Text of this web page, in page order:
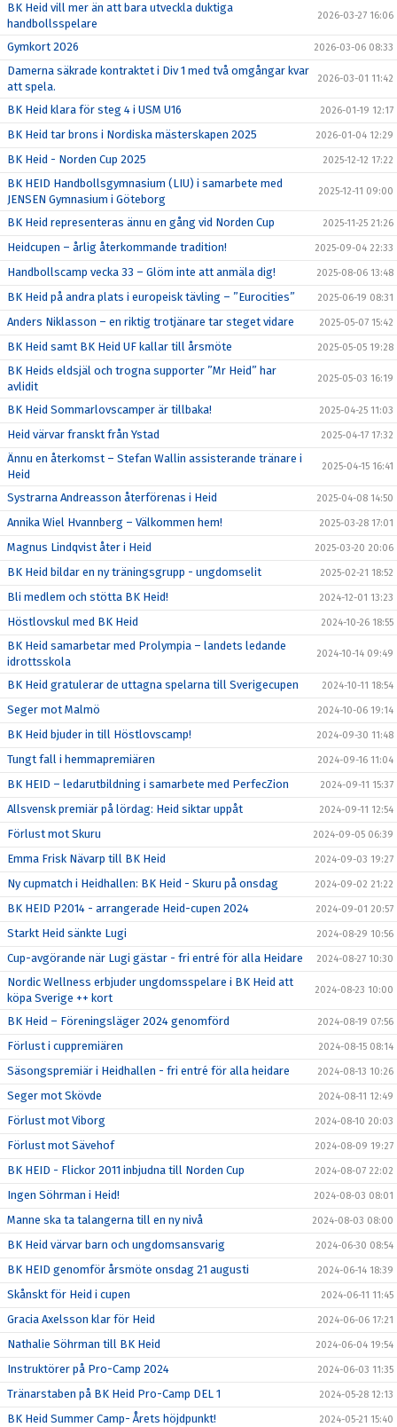
BK Heid vill mer än att bara utveckla duktiga
handbollsspelare
2026-03-27 16:06
Gymkort 2026 2026-03-06 08:33
Damerna säkrade kontraktet i Div 1 med två omgångar kvar
att spela.
2026-03-01 11:42
BK Heid klara för steg 4 i USM U16 2026-01-19 12:17
BK Heid tar brons i Nordiska mästerskapen 2025 2026-01-04 12:29
BK Heid - Norden Cup 2025 2025-12-12 17:22
BK HEID Handbollsgymnasium (LIU) i samarbete med
JENSEN Gymnasium i Göteborg
2025-12-11 09:00
BK Heid representeras ännu en gång vid Norden Cup 2025-11-25 21:26
Heidcupen – årlig återkommande tradition! 2025-09-04 22:33
Handbollscamp vecka 33 – Glöm inte att anmäla dig! 2025-08-06 13:48
BK Heid på andra plats i europeisk tävling – ”Eurocities” 2025-06-19 08:31
Anders Niklasson – en riktig trotjänare tar steget vidare 2025-05-07 15:42
BK Heid samt BK Heid UF kallar till årsmöte 2025-05-05 19:28
BK Heids eldsjäl och trogna supporter ”Mr Heid” har
avlidit
2025-05-03 16:19
BK Heid Sommarlovscamper är tillbaka! 2025-04-25 11:03
Heid värvar franskt från Ystad 2025-04-17 17:32
Ännu en återkomst – Stefan Wallin assisterande tränare i
Heid
2025-04-15 16:41
Systrarna Andreasson återförenas i Heid 2025-04-08 14:50
Annika Wiel Hvannberg – Välkommen hem! 2025-03-28 17:01
Magnus Lindqvist åter i Heid 2025-03-20 20:06
BK Heid bildar en ny träningsgrupp - ungdomselit 2025-02-21 18:52
Bli medlem och stötta BK Heid! 2024-12-01 13:23
Höstlovskul med BK Heid 2024-10-26 18:55
BK Heid samarbetar med Prolympia – landets ledande
idrottsskola
2024-10-14 09:49
BK Heid gratulerar de uttagna spelarna till Sverigecupen 2024-10-11 18:54
Seger mot Malmö 2024-10-06 19:14
BK Heid bjuder in till Höstlovscamp! 2024-09-30 11:48
Tungt fall i hemmapremiären 2024-09-16 11:04
BK HEID – ledarutbildning i samarbete med PerfecZion 2024-09-11 15:37
Allsvensk premiär på lördag: Heid siktar uppåt 2024-09-11 12:54
Förlust mot Skuru 2024-09-05 06:39
Emma Frisk Nävarp till BK Heid 2024-09-03 19:27
Ny cupmatch i Heidhallen: BK Heid - Skuru på onsdag 2024-09-02 21:22
BK HEID P2014 - arrangerade Heid-cupen 2024 2024-09-01 20:57
Starkt Heid sänkte Lugi 2024-08-29 10:56
Cup-avgörande när Lugi gästar - fri entré för alla Heidare 2024-08-27 10:30
Nordic Wellness erbjuder ungdomsspelare i BK Heid att
köpa Sverige ++ kort
2024-08-23 10:00
BK Heid – Föreningsläger 2024 genomförd 2024-08-19 07:56
Förlust i cuppremiären 2024-08-15 08:14
Säsongspremiär i Heidhallen - fri entré för alla heidare 2024-08-13 10:26
Seger mot Skövde 2024-08-11 12:49
Förlust mot Viborg 2024-08-10 20:03
Förlust mot Sävehof 2024-08-09 19:27
BK HEID - Flickor 2011 inbjudna till Norden Cup 2024-08-07 22:02
Ingen Söhrman i Heid! 2024-08-03 08:01
Manne ska ta talangerna till en ny nivå 2024-08-03 08:00
BK Heid värvar barn och ungdomsansvarig 2024-06-30 08:54
BK HEID genomför årsmöte onsdag 21 augusti 2024-06-14 18:39
Skånskt för Heid i cupen 2024-06-11 11:45
Gracia Axelsson klar för Heid 2024-06-06 17:21
Nathalie Söhrman till BK Heid 2024-06-04 19:54
Instruktörer på Pro-Camp 2024 2024-06-03 11:35
Tränarstaben på BK Heid Pro-Camp DEL 1 2024-05-28 12:13
BK Heid Summer Camp- Årets höjdpunkt! 2024-05-21 15:40